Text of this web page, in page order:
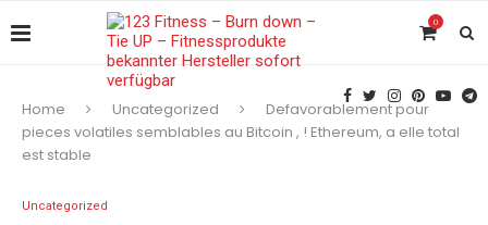
0
Home Uncategorized
Defavorablement pour
pieces volatiles semblables au Bitcoin , ! Ethereum, a elle total
est stable
Uncategorized